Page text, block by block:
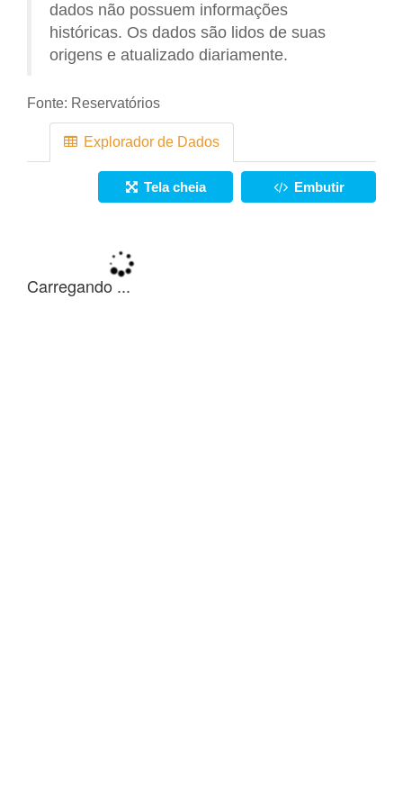
dados não possuem informações
históricas. Os dados são lidos de suas
origens e atualizado diariamente.
Fonte: Reservatórios
Explorador de Dados
Tela cheia Embutir